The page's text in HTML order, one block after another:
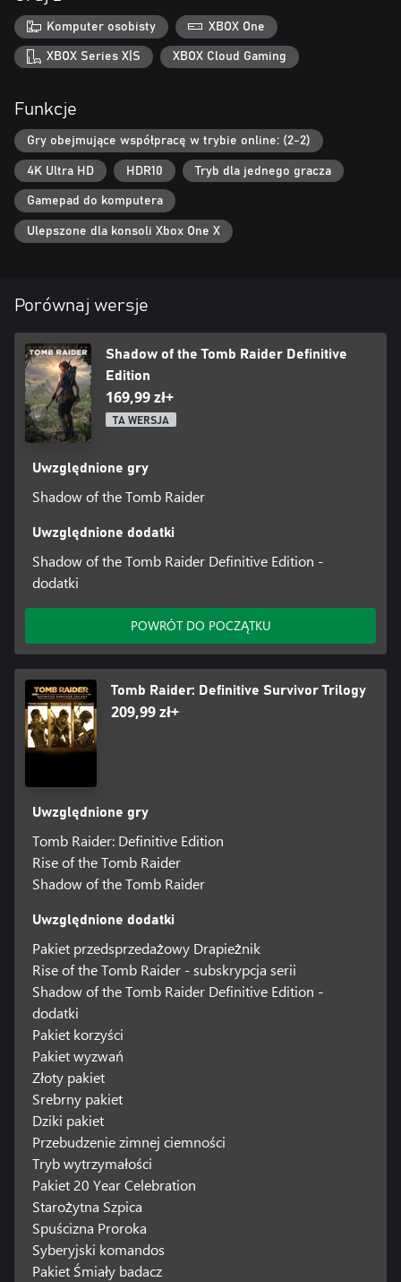
Komputer osobisty XBOX One
XBOX Series X|S XBOX Cloud Gaming
Funkcje
Gry obejmujące współpracę w trybie online: (2-2)
4K Ultra HD HDR10 Tryb dla jednego gracza
Gamepad do komputera
Ulepszone dla konsoli Xbox One X
Porównaj wersje
Shadow of the Tomb Raider Definitive
Edition
169,99 zł+
TA WERSJA
Uwzględnione gry
Shadow of the Tomb Raider
Uwzględnione dodatki
Shadow of the Tomb Raider Definitive Edition -
dodatki
POWRÓT DO POCZĄTKU
Tomb Raider: Definitive Survivor Trilogy
209,99 zł+
Uwzględnione gry
Tomb Raider: Definitive Edition
Rise of the Tomb Raider
Shadow of the Tomb Raider
Uwzględnione dodatki
Pakiet przedsprzedażowy Drapieżnik
Rise of the Tomb Raider - subskrypcja serii
Shadow of the Tomb Raider Definitive Edition -
dodatki
Pakiet korzyści
Pakiet wyzwań
Złoty pakiet
Srebrny pakiet
Dziki pakiet
Przebudzenie zimnej ciemności
Tryb wytrzymałości
Pakiet 20 Year Celebration
Starożytna Szpica
Spuścizna Proroka
Syberyjski komandos
Pakiet Śmiały badacz